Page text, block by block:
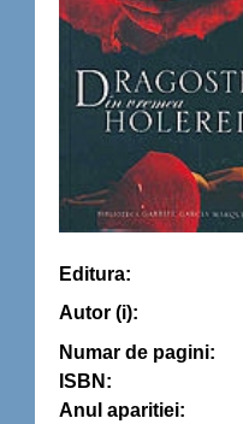
Editura:
Autor (i):
Numar de pagini:
ISBN:
Anul aparitiei: